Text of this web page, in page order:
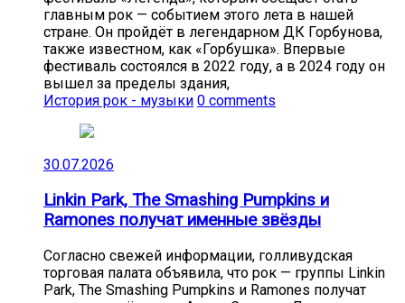
главным рок — событием этого лета в нашей
стране. Он пройдёт в легендарном ДК Горбунова,
также известном, как «Горбушка». Впервые
фестиваль состоялся в 2022 году, а в 2024 году он
вышел за пределы здания,
История рок - музыки 0 comments
30.07.2026
Linkin Park, The Smashing Pumpkins и
Ramones получат именные звёзды
Согласно свежей информации, голливудская
торговая палата объявила, что рок — группы Linkin
Park, The Smashing Pumpkins и Ramones получат